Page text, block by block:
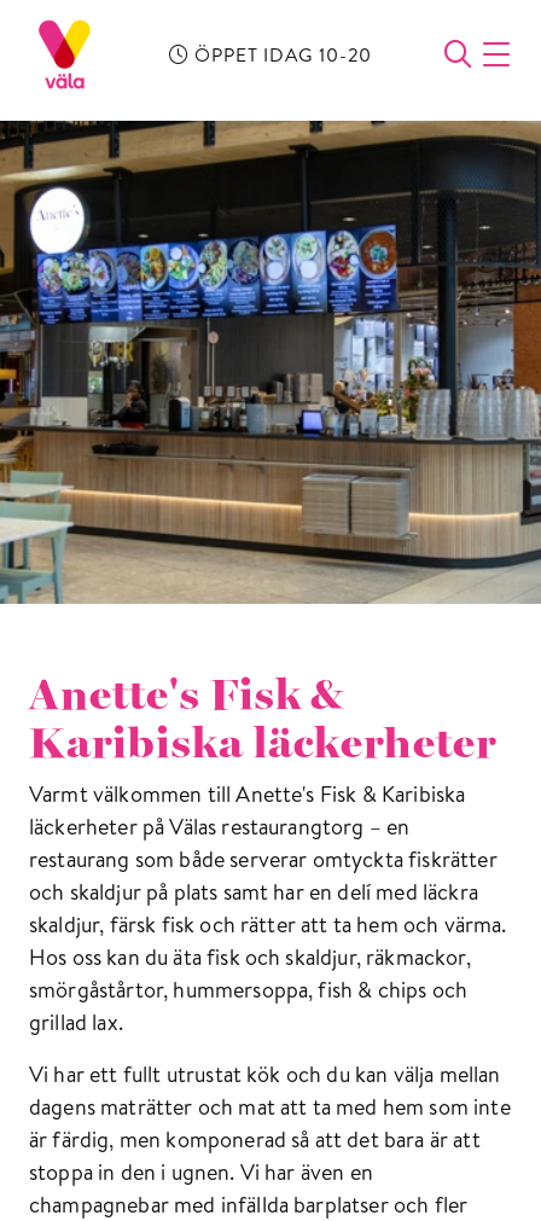
ÖPPET IDAG 10-20
Anette's Fisk &
Karibiska läckerheter
Varmt välkommen till Anette's Fisk & Karibiska
läckerheter på Välas restaurangtorg – en
restaurang som både serverar omtyckta fiskrätter
och skaldjur på plats samt har en delí med läckra
skaldjur, färsk fisk och rätter att ta hem och värma.
Hos oss kan du äta fisk och skaldjur, räkmackor,
smörgåstårtor, hummersoppa, fish & chips och
grillad lax.
Vi har ett fullt utrustat kök och du kan välja mellan
dagens maträtter och mat att ta med hem som inte
är färdig, men komponerad så att det bara är att
stoppa in den i ugnen. Vi har även en
champagnebar med infällda barplatser och fler